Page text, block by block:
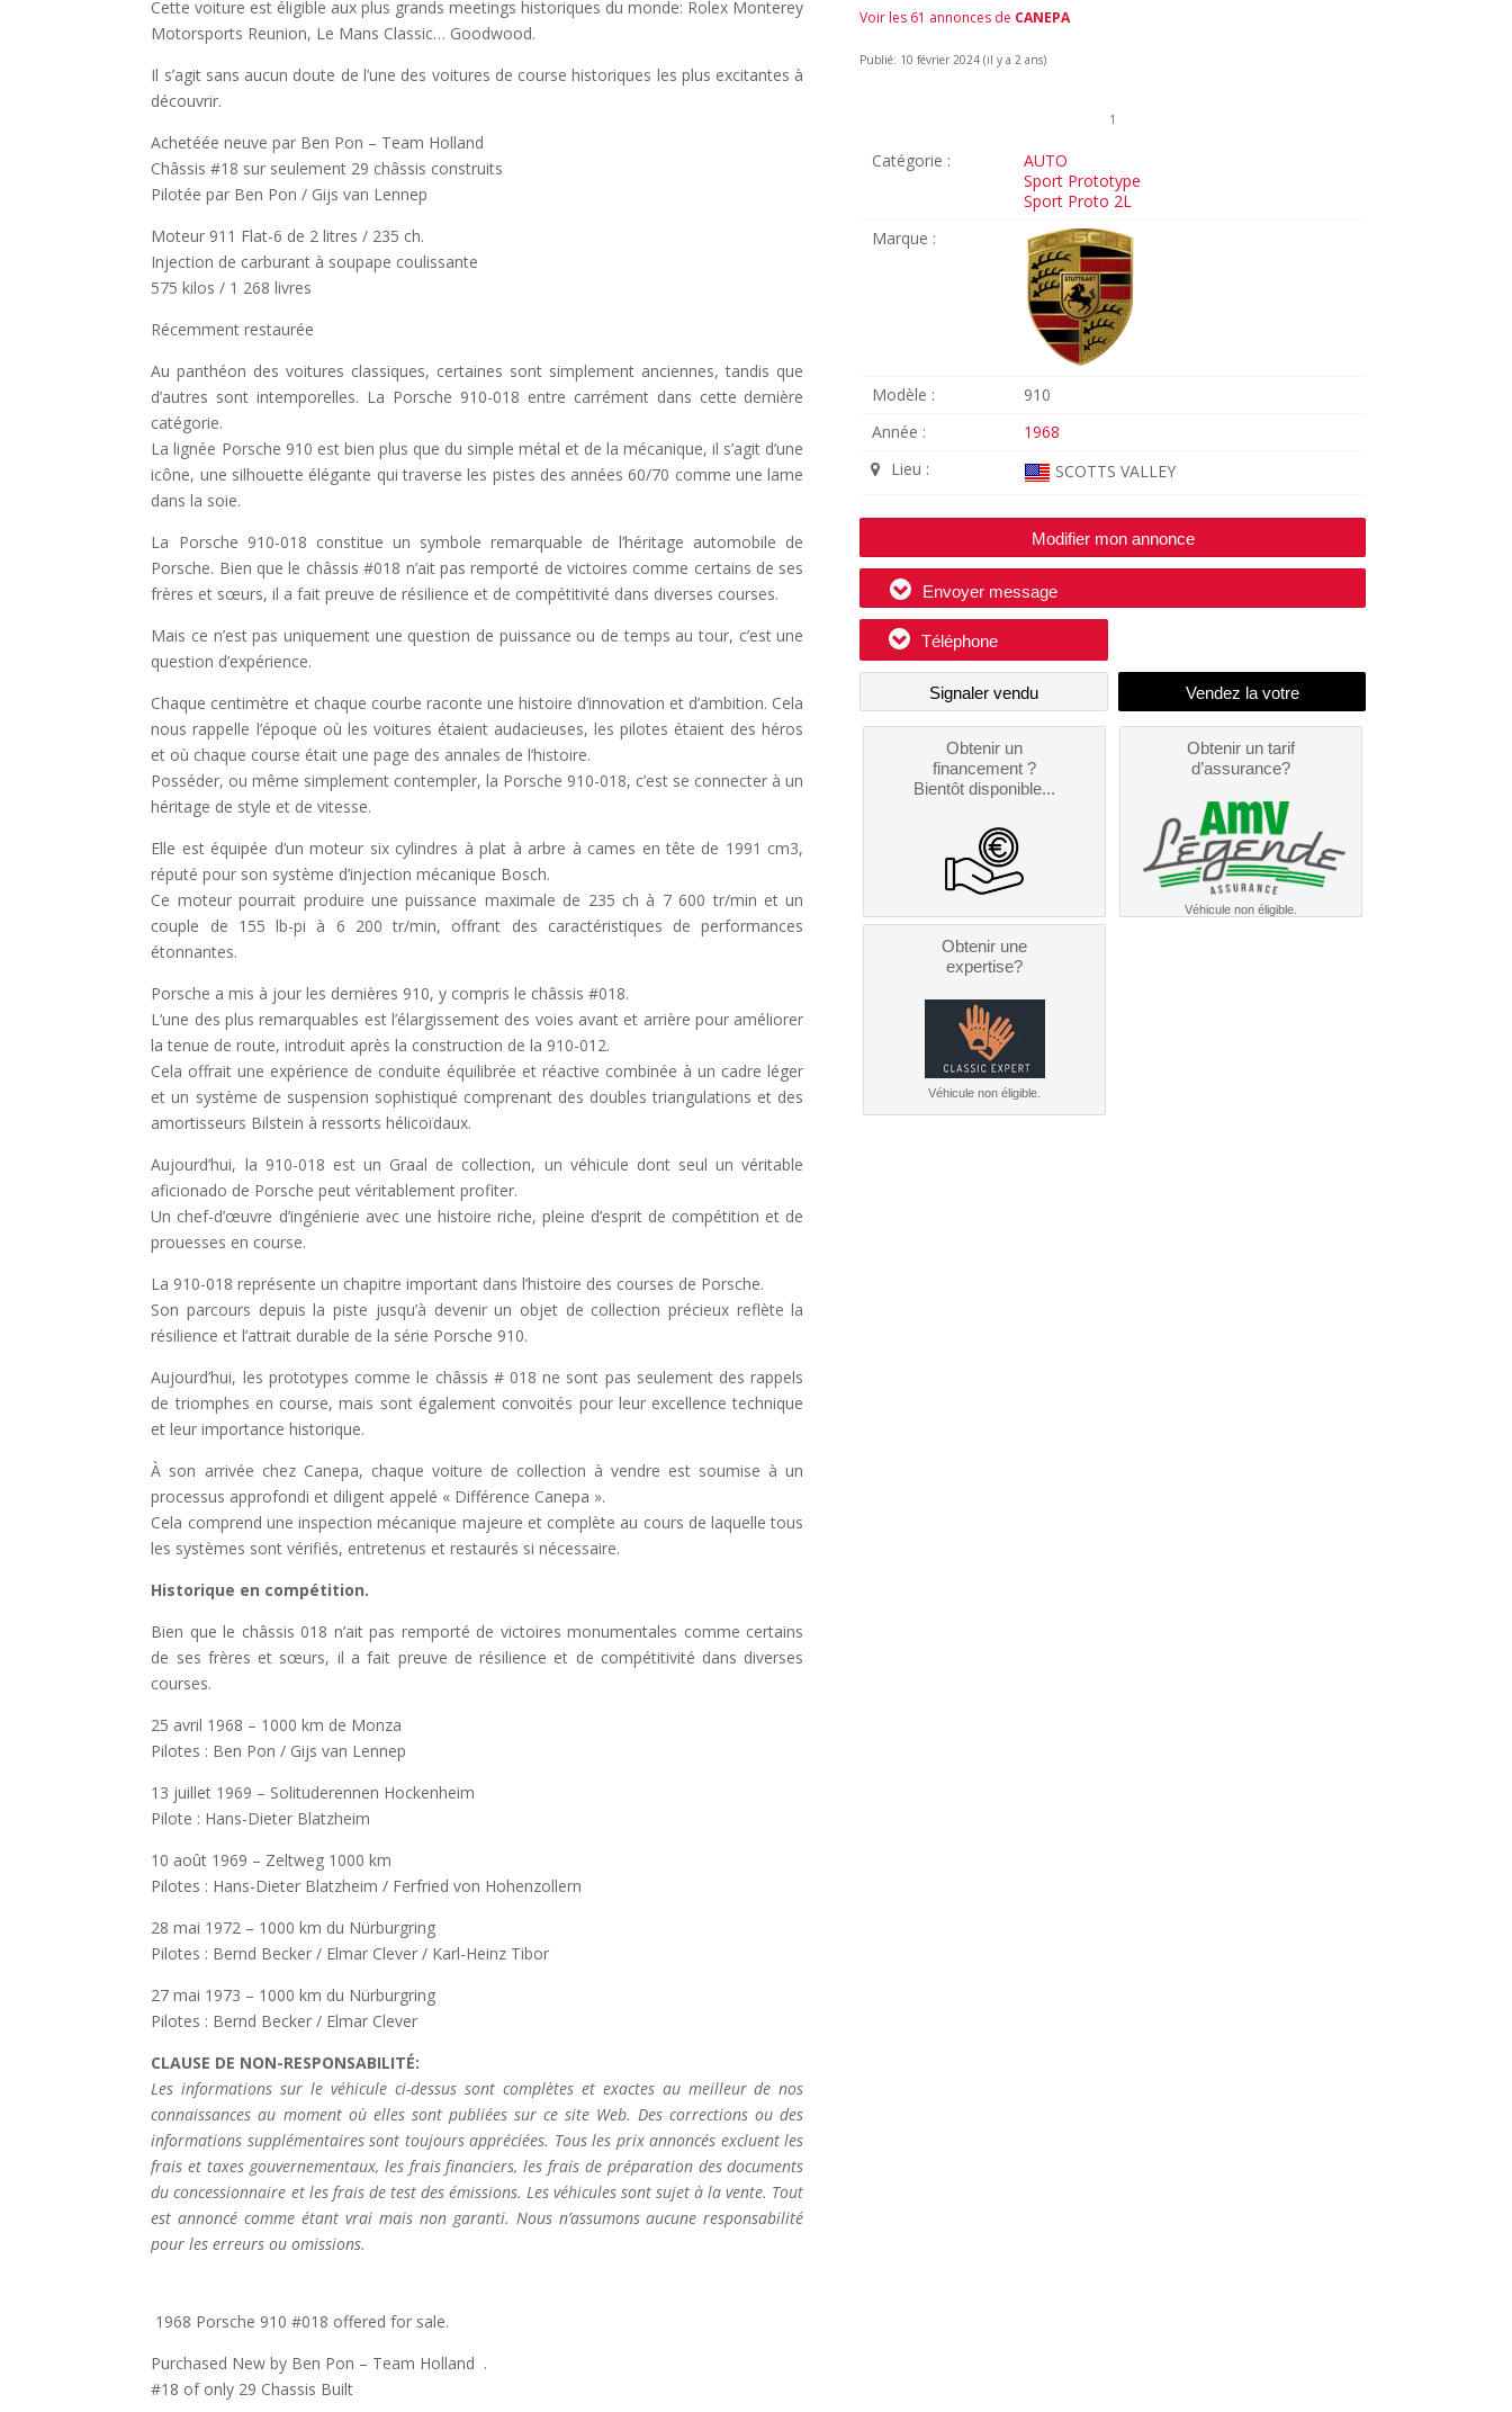
Cette voiture est éligible aux plus grands meetings historiques du monde: Rolex Monterey
Motorsports Reunion, Le Mans Classic… Goodwood.
Il s’agit sans aucun doute de l’une des voitures de course historiques les plus excitantes à
découvrir.
Achetéée neuve par Ben Pon – Team Holland
Châssis #18 sur seulement 29 châssis construits
Pilotée par Ben Pon / Gijs van Lennep
Moteur 911 Flat-6 de 2 litres / 235 ch.
Injection de carburant à soupape coulissante
575 kilos / 1 268 livres
Récemment restaurée
Au panthéon des voitures classiques, certaines sont simplement anciennes, tandis que
d’autres sont intemporelles. La Porsche 910-018 entre carrément dans cette dernière
catégorie.
La lignée Porsche 910 est bien plus que du simple métal et de la mécanique, il s’agit d’une
icône, une silhouette élégante qui traverse les pistes des années 60/70 comme une lame
dans la soie.
La Porsche 910-018 constitue un symbole remarquable de l’héritage automobile de
Porsche. Bien que le châssis #018 n’ait pas remporté de victoires comme certains de ses
frères et sœurs, il a fait preuve de résilience et de compétitivité dans diverses courses.
Mais ce n’est pas uniquement une question de puissance ou de temps au tour, c’est une
question d’expérience.
Chaque centimètre et chaque courbe raconte une histoire d’innovation et d’ambition. Cela
nous rappelle l’époque où les voitures étaient audacieuses, les pilotes étaient des héros
et où chaque course était une page des annales de l’histoire.
Posséder, ou même simplement contempler, la Porsche 910-018, c’est se connecter à un
héritage de style et de vitesse.
Elle est équipée d’un moteur six cylindres à plat à arbre à cames en tête de 1991 cm3,
réputé pour son système d’injection mécanique Bosch.
Ce moteur pourrait produire une puissance maximale de 235 ch à 7 600 tr/min et un
couple de 155 lb-pi à 6 200 tr/min, offrant des caractéristiques de performances
étonnantes.
Porsche a mis à jour les dernières 910, y compris le châssis #018.
L’une des plus remarquables est l’élargissement des voies avant et arrière pour améliorer
la tenue de route, introduit après la construction de la 910-012.
Cela offrait une expérience de conduite équilibrée et réactive combinée à un cadre léger
et un système de suspension sophistiqué comprenant des doubles triangulations et des
amortisseurs Bilstein à ressorts hélicoïdaux.
Aujourd’hui, la 910-018 est un Graal de collection, un véhicule dont seul un véritable
aficionado de Porsche peut véritablement profiter.
Un chef-d’œuvre d’ingénierie avec une histoire riche, pleine d’esprit de compétition et de
prouesses en course.
La 910-018 représente un chapitre important dans l’histoire des courses de Porsche.
Son parcours depuis la piste jusqu’à devenir un objet de collection précieux reflète la
résilience et l’attrait durable de la série Porsche 910.
Aujourd’hui, les prototypes comme le châssis # 018 ne sont pas seulement des rappels
de triomphes en course, mais sont également convoités pour leur excellence technique
et leur importance historique.
À son arrivée chez Canepa, chaque voiture de collection à vendre est soumise à un
processus approfondi et diligent appelé « Différence Canepa ».
Cela comprend une inspection mécanique majeure et complète au cours de laquelle tous
les systèmes sont vérifiés, entretenus et restaurés si nécessaire.
Historique en compétition.
Bien que le châssis 018 n’ait pas remporté de victoires monumentales comme certains
de ses frères et sœurs, il a fait preuve de résilience et de compétitivité dans diverses
courses.
25 avril 1968 – 1000 km de Monza
Pilotes : Ben Pon / Gijs van Lennep
13 juillet 1969 – Solituderennen Hockenheim
Pilote : Hans-Dieter Blatzheim
10 août 1969 – Zeltweg 1000 km
Pilotes : Hans-Dieter Blatzheim / Ferfried von Hohenzollern
28 mai 1972 – 1000 km du Nürburgring
Pilotes : Bernd Becker / Elmar Clever / Karl-Heinz Tibor
27 mai 1973 – 1000 km du Nürburgring
Pilotes : Bernd Becker / Elmar Clever
CLAUSE DE NON-RESPONSABILITÉ:
Les informations sur le véhicule ci-dessus sont complètes et exactes au meilleur de nos
connaissances au moment où elles sont publiées sur ce site Web. Des corrections ou des
informations supplémentaires sont toujours appréciées. Tous les prix annoncés excluent les
frais et taxes gouvernementaux, les frais financiers, les frais de préparation des documents
du concessionnaire et les frais de test des émissions. Les véhicules sont sujet à la vente. Tout
est annoncé comme étant vrai mais non garanti. Nous n’assumons aucune responsabilité
pour les erreurs ou omissions.
1968 Porsche 910 #018 offered for sale.
Purchased New by Ben Pon – Team Holland .
#18 of only 29 Chassis Built
Voir les 61 annonces de CANEPA
Publié: 10 février 2024 (il y a 2 ans)
1
Catégorie :
AUTO
Sport Prototype
Sport Proto 2L
Marque :
Modèle :
910
Année :
1968
Lieu :
SCOTTS VALLEY
Modifier mon annonce
Envoyer message
Téléphone
Signaler vendu
Obtenir un
financement ?
Bientôt disponible...
Obtenir un tarif
d’assurance?
Véhicule non éligible.
Obtenir une
expertise?
Véhicule non éligible.